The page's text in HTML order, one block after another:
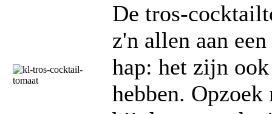
De tros-
z'n allen aan
hap: het zijn
hebben. Opzoek